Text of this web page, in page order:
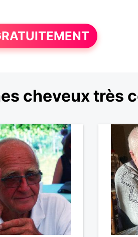
cheveux très